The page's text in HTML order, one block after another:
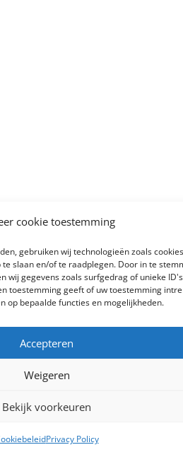
cookie toestemming
gebruiken wij technologieën zoals
slaan en/of te raadplegen. Door in te
wij gegevens zoals surfgedrag of unieke
toestemming geeft of uw toestemming
op bepaalde functies en mogelijkheden.
Accepteren
Weigeren
Bekijk voorkeuren
Privacy Policy